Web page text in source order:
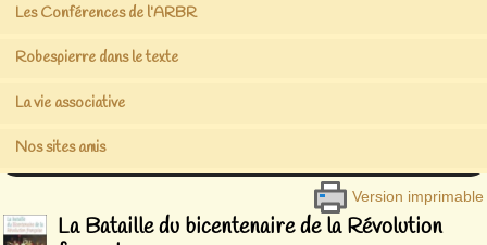
Les Conférences de l’ARBR
Robespierre dans le texte
La vie associative
Nos sites amis
Version imprimable
La Bataille du bicentenaire de la Révolution